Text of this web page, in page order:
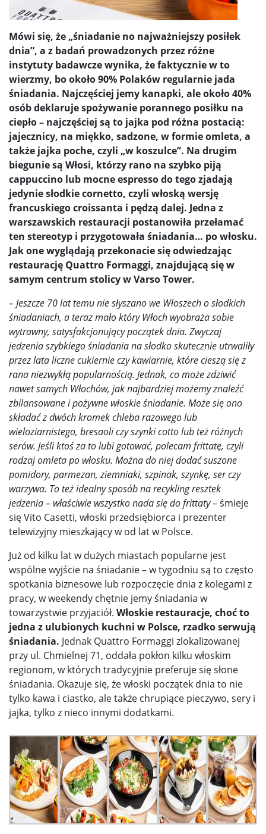
Mówi się, że „śniadanie no najważniejszy posiłek
dnia”, a z badań prowadzonych przez różne
instytuty badawcze wynika, że faktycznie w to
wierzmy, bo około 90% Polaków regularnie jada
śniadania. Najczęściej jemy kanapki, ale około 40%
osób deklaruje spożywanie porannego posiłku na
ciepło – najczęściej są to jajka pod różna postacią:
jajecznicy, na miękko, sadzone, w formie omleta, a
także jajka poche, czyli „w koszulce”. Na drugim
biegunie są Włosi, którzy rano na szybko piją
cappuccino lub mocne espresso do tego zjadają
jedynie słodkie cornetto, czyli włoską wersję
francuskiego croissanta i pędzą dalej. Jedna z
warszawskich restauracji postanowiła przełamać
ten stereotyp i przygotowała śniadania… po włosku.
Jak one wyglądają przekonacie się odwiedzając
restaurację Quattro Formaggi, znajdującą się w
samym centrum stolicy w Varso Tower.
– Jeszcze 70 lat temu nie słyszano we Włoszech o słodkich
śniadaniach, a teraz mało który Włoch wyobraża sobie
wytrawny, satysfakcjonujący początek dnia. Zwyczaj
jedzenia szybkiego śniadania na słodko skutecznie utrwaliły
przez lata liczne cukiernie czy kawiarnie, które cieszą się z
rana niezwykłą popularnością. Jednak, co może zdziwić
nawet samych Włochów, jak najbardziej możemy znaleźć
zbilansowane i pożywne włoskie śniadanie. Może się ono
składać z dwóch kromek chleba razowego lub
wieloziarnistego, bresaoli czy szynki cotto lub też różnych
serów. Jeśli ktoś za to lubi gotować, polecam frittatę, czyli
rodzaj omleta po włosku. Można do niej dodać suszone
pomidory, parmezan, ziemniaki, szpinak, szynkę, ser czy
warzywa. To też idealny sposób na recykling resztek
jedzenia – właściwie wszystko nada się do frittaty– śmieje
się Vito Casetti, włoski przedsiębiorca i prezenter
telewizyjny mieszkający w od lat w Polsce.
Już od kilku lat w dużych miastach popularne jest
wspólne wyjście na śniadanie – w tygodniu są to często
spotkania biznesowe lub rozpoczęcie dnia z kolegami z
pracy, w weekendy chętnie jemy śniadania w
towarzystwie przyjaciół. Włoskie restauracje, choć to
jedna z ulubionych kuchni w Polsce, rzadko serwują
śniadania. Jednak Quattro Formaggi zlokalizowanej
przy ul. Chmielnej 71, oddała pokłon kilku włoskim
regionom, w których tradycyjnie preferuje się słone
śniadania. Okazuje się, że włoski początek dnia to nie
tylko kawa i ciastko, ale także chrupiące pieczywo, sery i
jajka, tylko z nieco innymi dodatkami.